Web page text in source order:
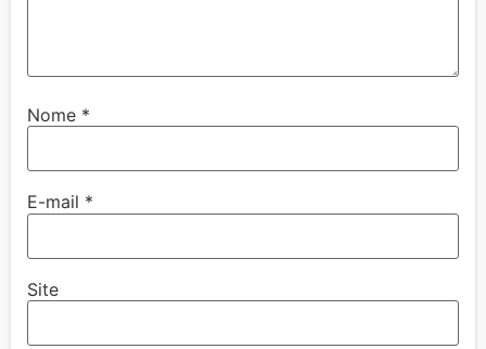
Nome *
E-mail *
Site